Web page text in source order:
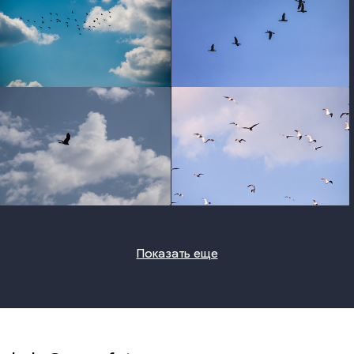
photo photo
Показать еще